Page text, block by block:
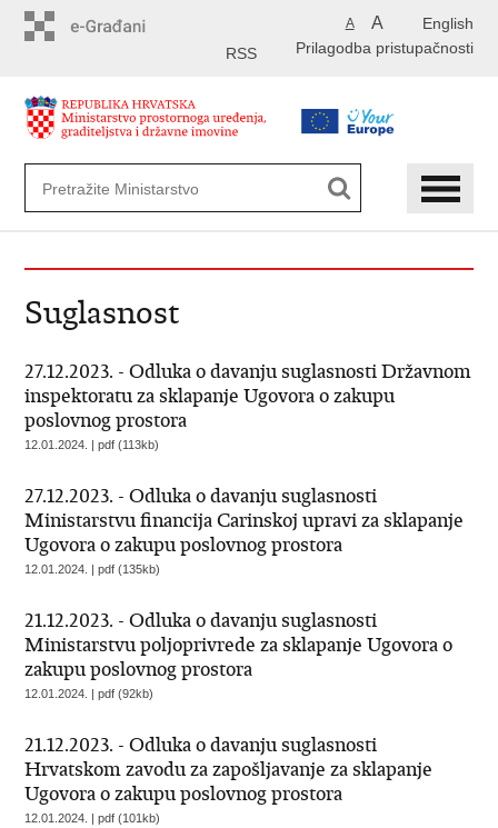
English
A A
Prilagodba pristupačnosti
RSS
Suglasnost
27.12.2023. - Odluka o davanju suglasnosti Državnom
inspektoratu za sklapanje Ugovora o zakupu
poslovnog prostora
12.01.2024. | pdf (113kb)
27.12.2023. - Odluka o davanju suglasnosti
Ministarstvu financija Carinskoj upravi za sklapanje
Ugovora o zakupu poslovnog prostora
12.01.2024. | pdf (135kb)
21.12.2023. - Odluka o davanju suglasnosti
Ministarstvu poljoprivrede za sklapanje Ugovora o
zakupu poslovnog prostora
12.01.2024. | pdf (92kb)
21.12.2023. - Odluka o davanju suglasnosti
Hrvatskom zavodu za zapošljavanje za sklapanje
Ugovora o zakupu poslovnog prostora
12.01.2024. | pdf (101kb)